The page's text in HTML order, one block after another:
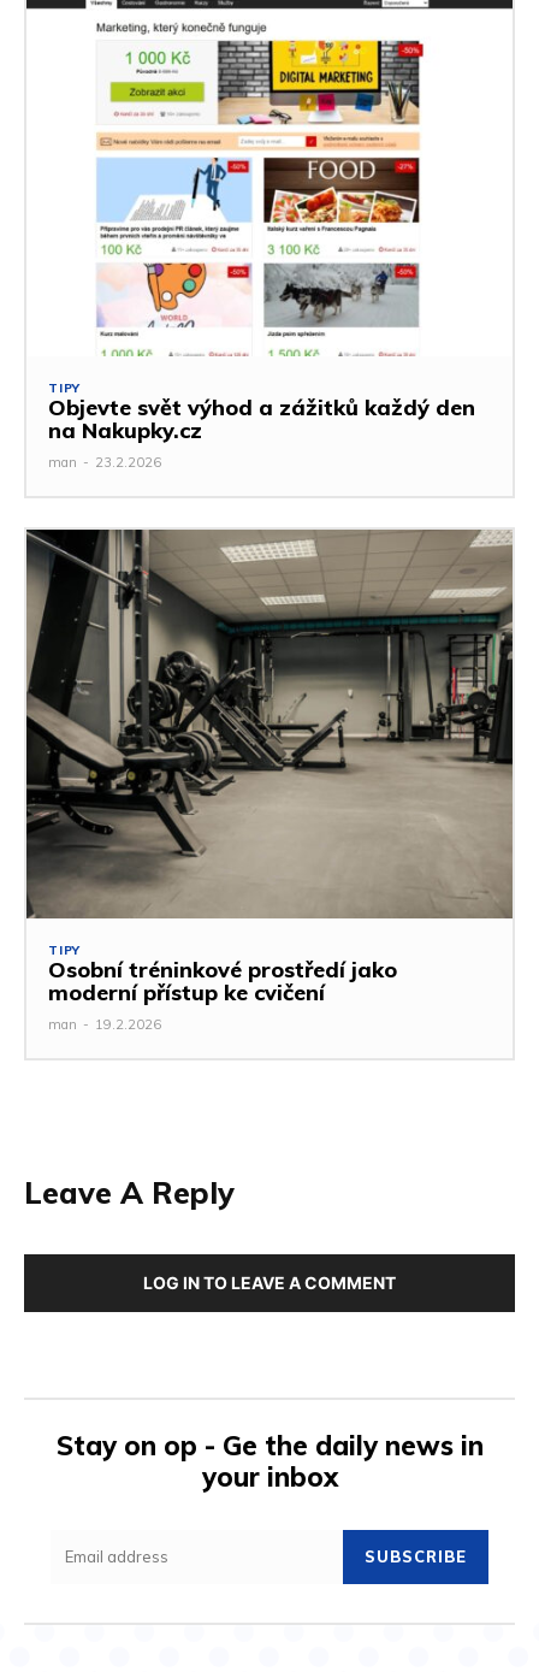
TIPY
Objevte svět výhod a zážitků každý den
na Nakupky.cz
man - 23.2.2026
TIPY
Osobní tréninkové prostředí jako
moderní přístup ke cvičení
man - 19.2.2026
Leave A Reply
LOG IN TO LEAVE A COMMENT
Stay on op - Ge the daily news in
your inbox
SUBSCRIBE